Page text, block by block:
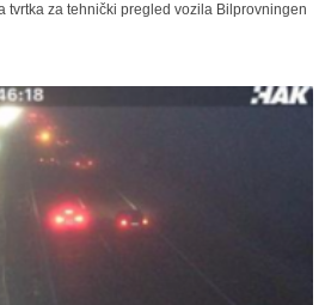
tvrtka za tehnički pregled vozila Bilprovningen